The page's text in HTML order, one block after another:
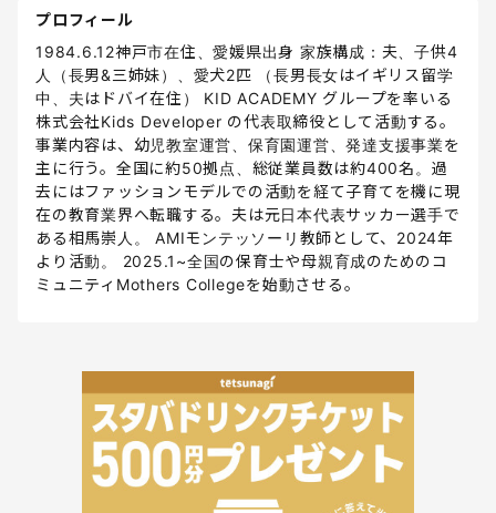
プロフィール
1984.6.12神戸市在住、愛媛県出身 家族構成：夫、子供4
人（長男&三姉妹）、愛犬2匹 （長男長女はイギリス留学
中、夫はドバイ在住） KID ACADEMY グループを率いる
株式会社Kids Developer の代表取締役として活動する。
事業内容は、幼児教室運営、保育園運営、発達支援事業を
主に行う。全国に約50拠点、総従業員数は約400名。過
去にはファッションモデルでの活動を経て子育てを機に現
在の教育業界へ転職する。夫は元日本代表サッカー選手で
ある相馬崇人。 AMIモンテッソーリ教師として、2024年
より活動。 2025.1~全国の保育士や母親育成のためのコ
ミュニティMothers Collegeを始動させる。